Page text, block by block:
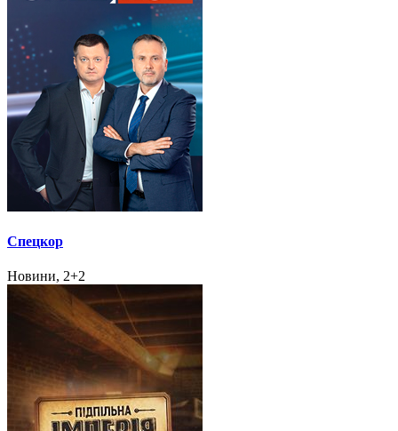
Спецкор
Новини, 2+2